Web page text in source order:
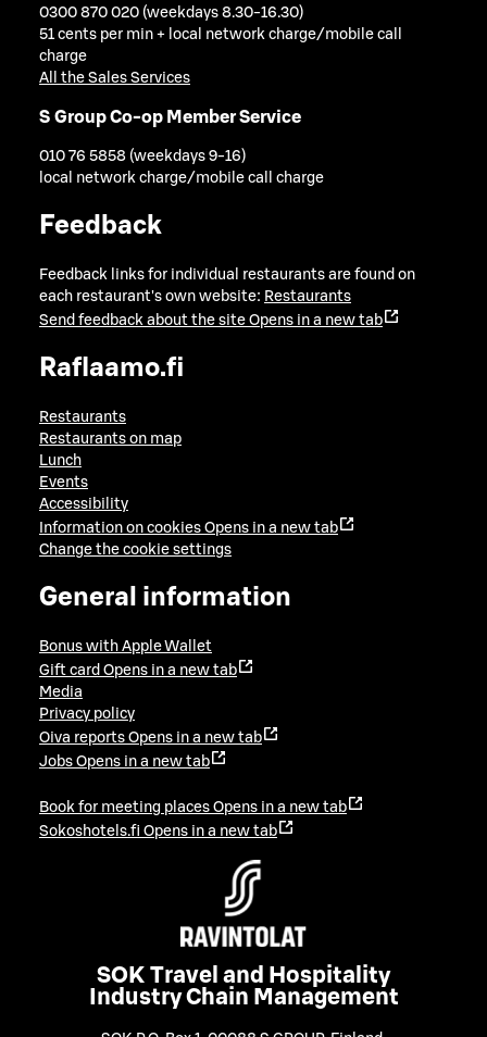
0300 870 020 (weekdays 8.30-16.30)
51 cents per min + local network charge/mobile call
charge
All the Sales Services
S Group Co-op Member Service
010 76 5858 (weekdays 9-16)
local network charge/mobile call charge
Feedback
Feedback links for individual restaurants are found on
each restaurant's own website: Restaurants
Send feedback about the site Opens in a new tab
Raflaamo.fi
Restaurants
Restaurants on map
Lunch
Events
Accessibility
Information on cookies Opens in a new tab
Change the cookie settings
General information
Bonus with Apple Wallet
Gift card Opens in a new tab
Media
Privacy policy
Oiva reports Opens in a new tab
Jobs Opens in a new tab
Book for meeting places Opens in a new tab
Sokoshotels.fi Opens in a new tab
SOK Travel and Hospitality
Industry Chain Management